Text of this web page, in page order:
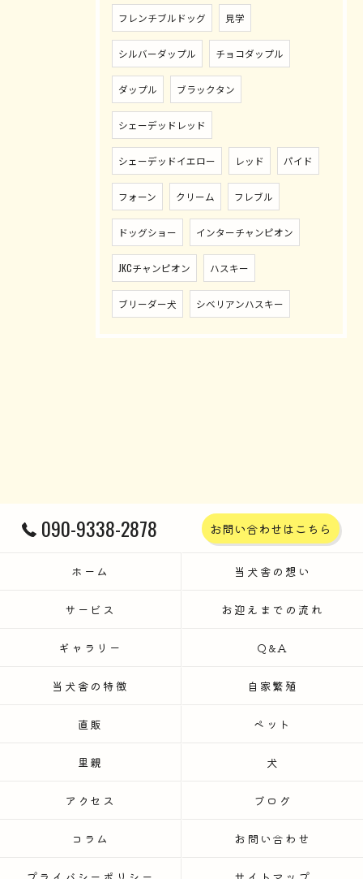
フレンチブルドッグ 見学
シルバーダップル チョコダップル
ダップル ブラックタン
シェーデッドレッド
シェーデッドイエロー レッド パイド
フォーン クリーム フレブル
ドッグショー インターチャンピオン
JKCチャンピオン ハスキー
ブリーダー犬 シベリアンハスキー
090-9338-2878 お問い合わせはこちら
ホーム 当犬舎の想い
サービス お迎えまでの流れ
ギャラリー Q&A
当犬舎の特徴 自家繁殖
直販 ペット
里親 犬
アクセス ブログ
コラム お問い合わせ